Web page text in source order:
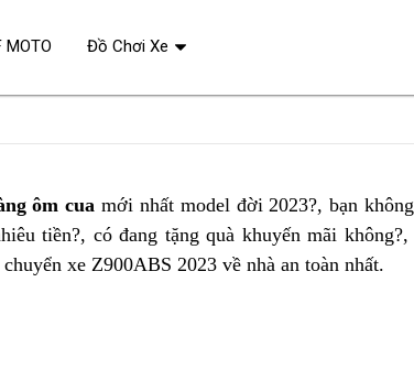
ôm cuamới nhấttận
nơi
cua
góc
tốt
model đời 2023?, bạn không
tiền?vòng
cua
, đắt
nhất
có đang tặng quà khuyến mãi không?,
chuyển xe Z900ABS 2023 về nhà an toàn nhấtmới
.
MOTO Đồ Chơi Xe